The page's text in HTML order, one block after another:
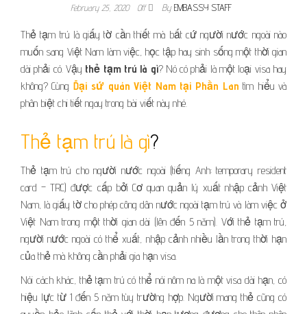
February 25, 2020 Off By EMBASSY STAFF
Thẻ tạm trú là giấy tờ cần thiết mà bất cứ người nước ngoài nào
muốn sang Việt Nam làm việc, học tập hay sinh sống một thời gian
dài phải có. Vậy thẻ tạm trú là gì? Nó có phải là một loại visa hay
không? Cùng Đại sứ quán Việt Nam tại Phần Lan tìm hiểu và
phân biệt chi tiết ngay trong bài viết này nhé.
Thẻ tạm trú là gì?
Thẻ tạm trú cho người nước ngoài (tiếng Anh: temporary resident
card – TRC) được cấp bởi Cơ quan quản lý xuất nhập cảnh Việt
Nam, là giấy tờ cho phép công dân nước ngoài tạm trú và làm việc ở
Việt Nam trong một thời gian dài (lên đến 5 năm). Với thẻ tạm trú,
người nước ngoài có thể xuất, nhập cảnh nhiều lần trong thời hạn
của thẻ mà không cần phải gia hạn visa.
Nói cách khác, thẻ tạm trú có thể nói nôm na là một visa dài hạn, có
hiệu lực từ 1 đến 5 năm tùy trường hợp. Người mang thẻ cũng có